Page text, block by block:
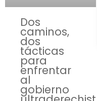
Dos
caminos,
dos
tácticas
para
enfrentar
al
gobierno